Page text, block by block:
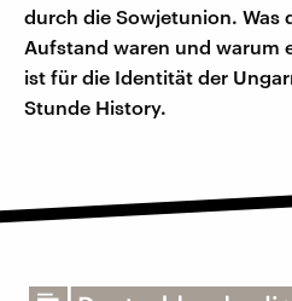
durch die Sowjetunion. Was
Aufstand waren und warum
ist für die Identität der
Stunde History.